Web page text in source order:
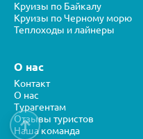
Круизы по Байкалу
Круизы по Черному морю
Теплоходы и лайнеры
О нас
Контакт
О нас
Турагентам
Отзывы туристов
Наша команда
↑